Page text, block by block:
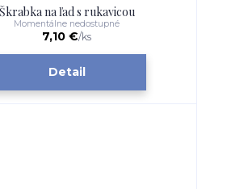
Škrabka na ľad s rukavicou
7,10 €/ks
Momentálne nedostupné
Detail